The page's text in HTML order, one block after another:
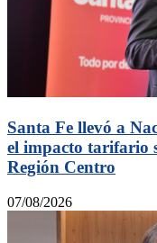
Santa Fe llevó a
el impacto tarifario
Región Centro
07/08/2026